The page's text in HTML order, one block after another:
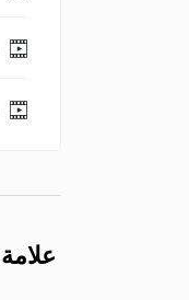
علامة